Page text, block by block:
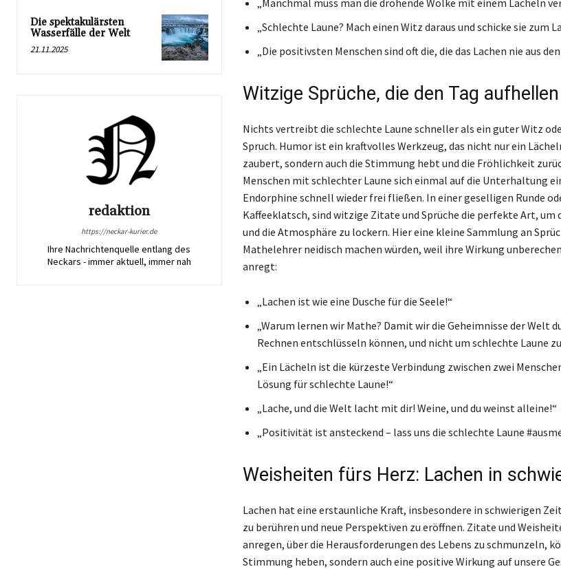
Die spektakulärsten
Wasserfälle der Welt
21.11.2025
redaktion
https://neckar-kurier.de
Ihre Nachrichtenquelle entlang des
Neckars - immer aktuell, immer nah
„Schlechte Laune? Mach einen Witz daraus und schicke sie zum
„Die positivsten Menschen sind oft die, die das Lachen nie aus
Witzige Sprüche, die den Tag aufhellen
Nichts vertreibt die schlechte Laune schneller als ein guter Witz
Spruch. Humor ist ein kraftvolles Werkzeug, das nicht nur ein
zaubert, sondern auch die Stimmung hebt und die Fröhlichkeit
Menschen mit schlechter Laune sich einmal auf die Unterhaltung
Endorphine schnell wieder frei fließen. In einer geselligen Runde
Kaffeeklatsch, sind witzige Zitate und Sprüche die perfekte Art,
und die Atmosphäre zu lockern. Hier eine kleine Sammlung an
Mathelehrer neidisch machen würden, weil ihre Wirkung
anregt:
„Lachen ist wie eine Dusche für die Seele!“
„Warum lernen wir Mathe? Damit wir die Geheimnisse der Welt
Rechnen entschlüsseln können, und nicht um schlechte Laune
„Ein Lächeln ist die kürzeste Verbindung zwischen zwei
Lösung für schlechte Laune!“
„Lache, und die Welt lacht mit dir! Weine, und du weinst alleine!“
„Positivität ist ansteckend – lass uns die schlechte Laune
Weisheiten fürs Herz: Lachen in
Lachen hat eine erstaunliche Kraft, insbesondere in schwierigen
zu berühren und neue Perspektiven zu eröffnen. Zitate und
anregen, über die Herausforderungen des Lebens zu schmunzeln,
Stimmung heben, sondern auch eine positive Wirkung auf unsere